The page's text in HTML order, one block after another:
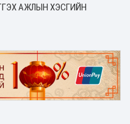
АЖЛЫН ХЭСГИЙН